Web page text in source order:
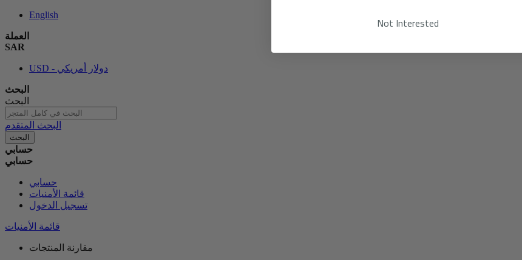
English
العملة
SAR
USD - دولار أمريكي
البحث
البحث
البحث المتقدم
البحث
حسابي
حسابي
حسابي
قائمة الأمنيات
تسجيل الدخول
قائمة الأمنيات
مقارنة المنتجات
Not Interested